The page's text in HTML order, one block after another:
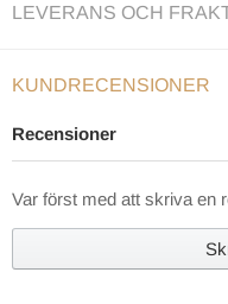
LEVERANS OCH
KUNDRECENSIONER
Recensioner
Var först med att skriva en